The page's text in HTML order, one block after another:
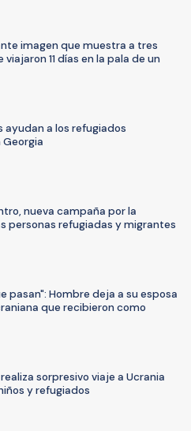
imagen que muestra a tres
11 días en la pala de un
ayudan a los refugiados
Georgia
nueva campaña por la
personas refugiadas y migrantes
pasan": Hombre deja a su esposa
que recibieron como
sorpresivo viaje a Ucrania
y refugiados